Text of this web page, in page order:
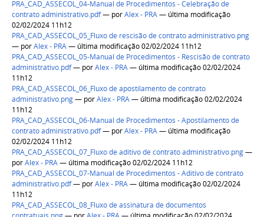
PRA_CAD_ASSECOL_04-Manual de Procedimentos - Celebração de
contrato administrativo.pdf— porAlex - PRA— última modificação
02/02/2024 11h12
PRA_CAD_ASSECOL_05_Fluxo de rescisão de contrato administrativo.png
— porAlex - PRA— última modificação 02/02/2024 11h12
PRA_CAD_ASSECOL_05-Manual de Procedimentos - Rescisão de contrato
administrativo.pdf— porAlex - PRA— última modificação 02/02/2024
11h12
PRA_CAD_ASSECOL_06_Fluxo de apostilamento de contrato
administrativo.png— porAlex - PRA— última modificação 02/02/2024
11h12
PRA_CAD_ASSECOL_06-Manual de Procedimentos - Apostilamento de
contrato administrativo.pdf— porAlex - PRA— última modificação
02/02/2024 11h12
PRA_CAD_ASSECOL_07_Fluxo de aditivo de contrato administrativo.png—
porAlex - PRA— última modificação 02/02/2024 11h12
PRA_CAD_ASSECOL_07-Manual de Procedimentos - Aditivo de contrato
administrativo.pdf— porAlex - PRA— última modificação 02/02/2024
11h12
PRA_CAD_ASSECOL_08_Fluxo de assinatura de documentos